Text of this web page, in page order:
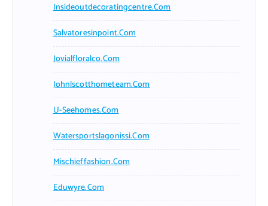
Insideoutdecoratingcentre.com
Salvatoresinpoint.com
Jovialfloralco.com
Johnlscotthometeam.com
U-Seehomes.com
Watersportslagonissi.com
Mischieffashion.com
Eduwyre.com